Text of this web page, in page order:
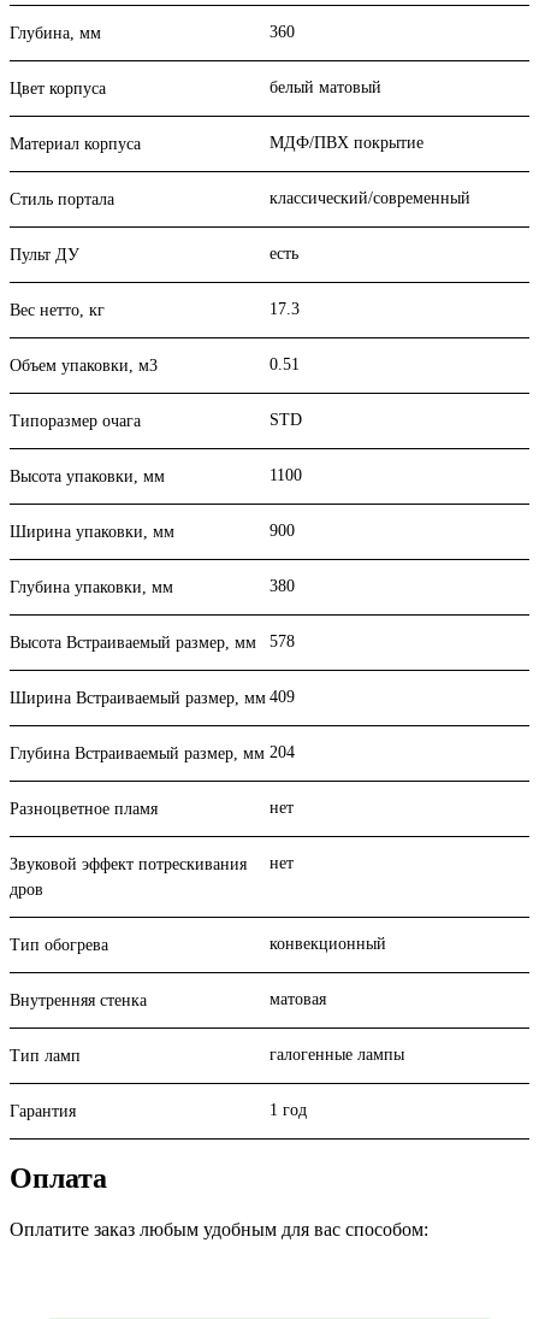
Глубина, мм 360
Цвет корпуса белый матовый
Материал корпуса МДФ/ПВХ покрытие
Стиль портала классический/современный
Пульт ДУ есть
Вес нетто, кг 17.3
Объем упаковки, м3 0.51
Типоразмер очага STD
Высота упаковки, мм 1100
Ширина упаковки, мм 900
Глубина упаковки, мм 380
Высота Встраиваемый размер, мм 578
Ширина Встраиваемый размер, мм 409
Глубина Встраиваемый размер, мм 204
Разноцветное пламя нет
Звуковой эффект потрескивания
дров
нет
Тип обогрева конвекционный
Внутренняя стенка матовая
Тип ламп галогенные лампы
Гарантия 1 год
Оплата
Оплатите заказ любым удобным для вас способом: